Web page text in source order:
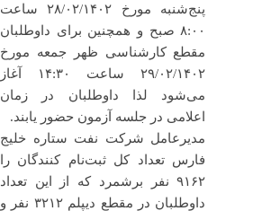
پنج‌شنبه مورخ ۲۸/۰۲/۱۴۰۲ ساعت
۸:۰۰ صبح و همچنین برای داوطلبان
مقطع کارشناسی ظهر جمعه مورخ
۲۹/۰۲/۱۴۰۲ ساعت ۱۴:۳۰ آغاز
می‌شود لذا داوطلبان در زمان
اعلامی در جلسه آزمون حضور یابند.
مدیرعامل شرکت نفت ستاره خلیج
فارس تعداد کل ثبت‌نام کنندگان را
۹۱۶۲ نفر برشمرد که از این تعداد
داوطلبان در مقطع دیپلم ۳۲۱۲ نفر و